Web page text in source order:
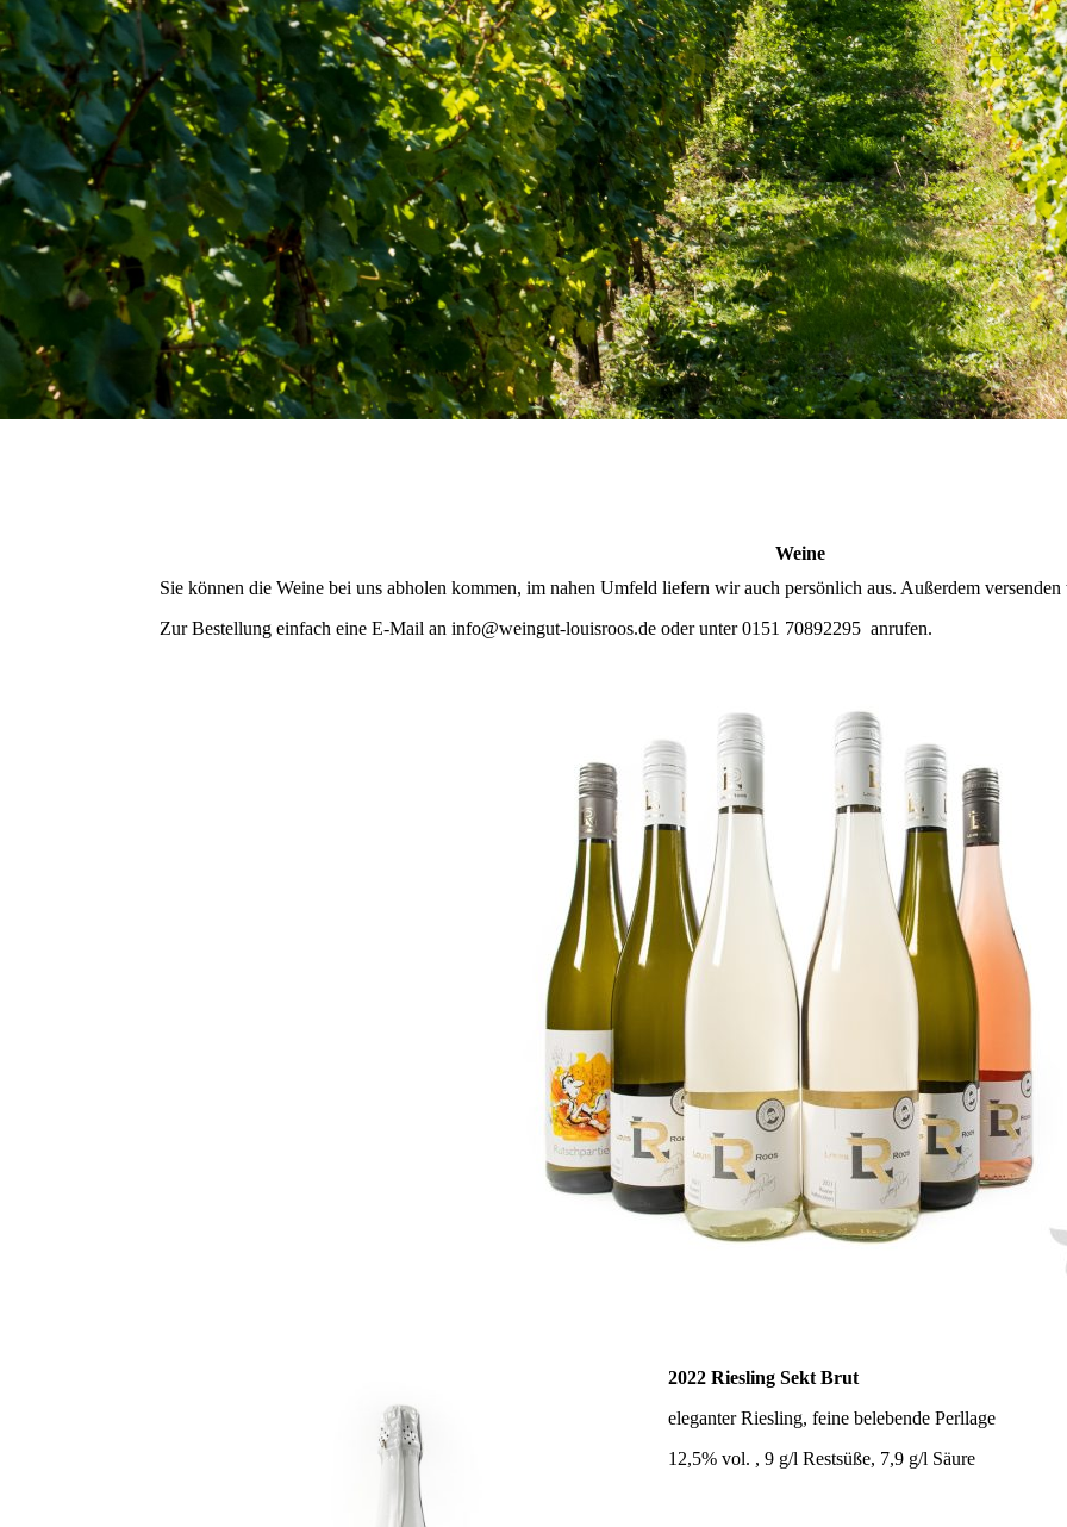
Weine
Sie können die Weine bei uns abholen kommen, im nahen Umfeld liefern wir auch persönlich aus. Außerdem
Zur Bestellung einfach eine E-Mail an info@weingut-louisroos.de oder unter 0151 70892295 anrufen.
2022 Riesling Sekt Brut
eleganter Riesling, feine belebende Perllage
12,5% vol. , 9 g/l Restsüße, 7,9 g/l Säure